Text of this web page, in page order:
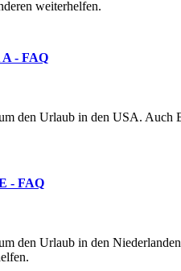
weiterhelfen.
- FAQ
den Urlaub in den USA. Auch
- FAQ
den Urlaub in den